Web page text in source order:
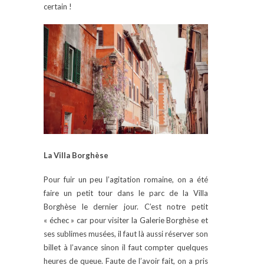
certain !
La Villa Borghèse
Pour fuir un peu l’agitation romaine, on a été
faire un petit tour dans le parc de la Villa
Borghèse le dernier jour. C’est notre petit
« échec » car pour visiter la Galerie Borghèse et
ses sublimes musées, il faut là aussi réserver son
billet à l’avance sinon il faut compter quelques
heures de queue. Faute de l’avoir fait, on a pris